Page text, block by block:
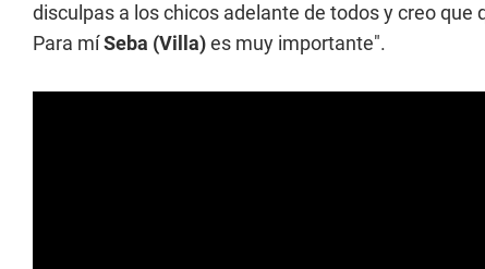
disculpas a los chicos adelante de todos y creo
Para míSeba (Villa)es muy importante".